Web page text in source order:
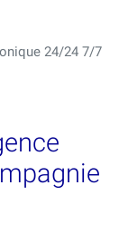
24/24 7/7